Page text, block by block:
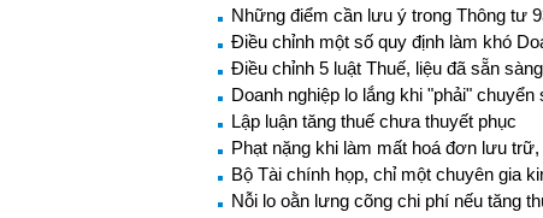
Những điểm cần lưu ý trong Thông tư
Điều chỉnh một số quy định làm khó
Điều chỉnh 5 luật Thuế, liệu đã sẵn
Doanh nghiệp lo lắng khi "phải"
Lập luận tăng thuế chưa thuyết phục
Phạt nặng khi làm mất hoá đơn lưu
Bộ Tài chính họp, chỉ một chuyên gia
Nỗi lo oằn lưng cõng chi phí nếu tăng